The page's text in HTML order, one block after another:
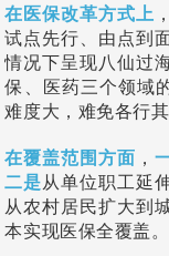
在医保改革方式上 ，
试点先行、由点到
情况下呈现八仙过
保、医药三个领域
难度大，难免各行其
在覆盖范围方面 ，
二是从单位职工延
从农村居民扩大到
本实现医保全覆盖。